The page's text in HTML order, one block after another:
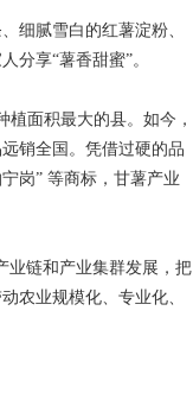
细腻雪白的红薯淀粉、
分享“薯香甜蜜”。
面积最大的县。如今，
销全国。凭借过硬的品
岗” 等商标，甘薯产业
链和产业集群发展，把
农业规模化、专业化、